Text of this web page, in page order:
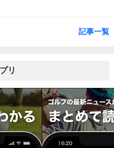
記事一覧
リ